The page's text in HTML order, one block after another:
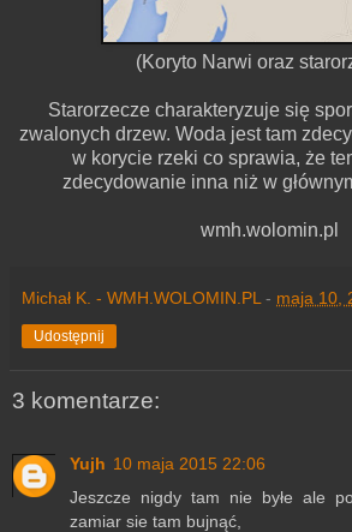
(Koryto Narwi oraz
Starorzecze charakteryzuje się
zwalonych drzew. Woda jest tam
w korycie rzeki co sprawia, że
zdecydowanie inna niż w
wmh.wolomin.pl
Michał K. - WMH.WOLOMIN.PL - maja 10,
Udostępnij
3 komentarze:
Yujh 10 maja 2015 22:06
Jeszcze nigdy tam nie byłe ale
zamiar sie tam bujnąć,